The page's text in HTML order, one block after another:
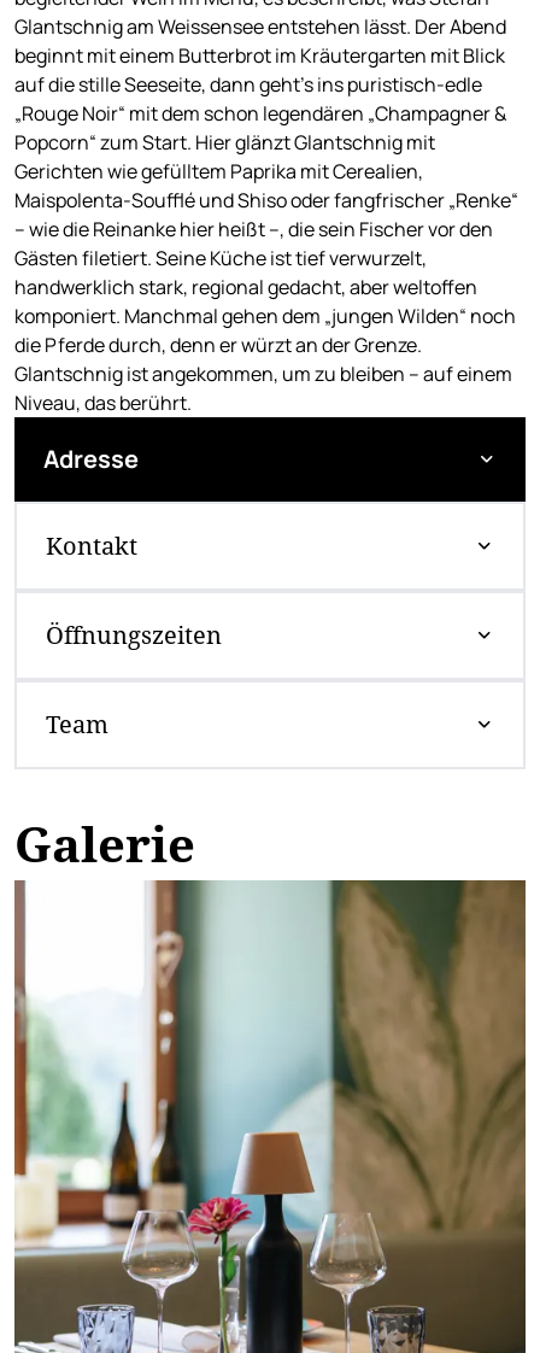
Glantschnig am Weissensee entstehen lässt. Der Abend
beginnt mit einem Butterbrot im Kräutergarten mit Blick
auf die stille Seeseite, dann geht’s ins puristisch-edle
„Rouge Noir“ mit dem schon legendären „Champagner &
Popcorn“ zum Start. Hier glänzt Glantschnig mit
Gerichten wie gefülltem Paprika mit Cerealien,
Maispolenta-Soufflé und Shiso oder fangfrischer „Renke“
– wie die Reinanke hier heißt –, die sein Fischer vor den
Gästen filetiert. Seine Küche ist tief verwurzelt,
handwerklich stark, regional gedacht, aber weltoffen
komponiert. Manchmal gehen dem „jungen Wilden“ noch
die Pferde durch, denn er würzt an der Grenze.
Glantschnig ist angekommen, um zu bleiben – auf einem
Niveau, das berührt.
Adresse
Kontakt
Öffnungszeiten
Team
Galerie